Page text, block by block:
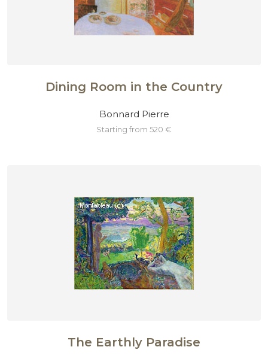
Dining Room in the Country
Bonnard Pierre
starting from 520 €
The Earthly Paradise